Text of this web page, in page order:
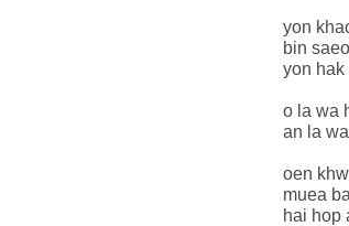
yon
bin
yon hak
o la wa
an la
oen
muea
hai hop